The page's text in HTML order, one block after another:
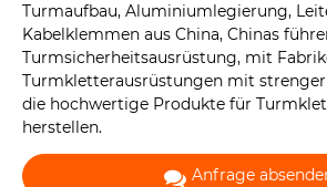
Turmaufbau, Aluminiumlegierung,
Kabelklemmen aus China, Chinas
Turmsicherheitsausrüstung, mit
Turmkletterausrüstungen mit
die hochwertige Produkte für
herstellen.
Anfrage